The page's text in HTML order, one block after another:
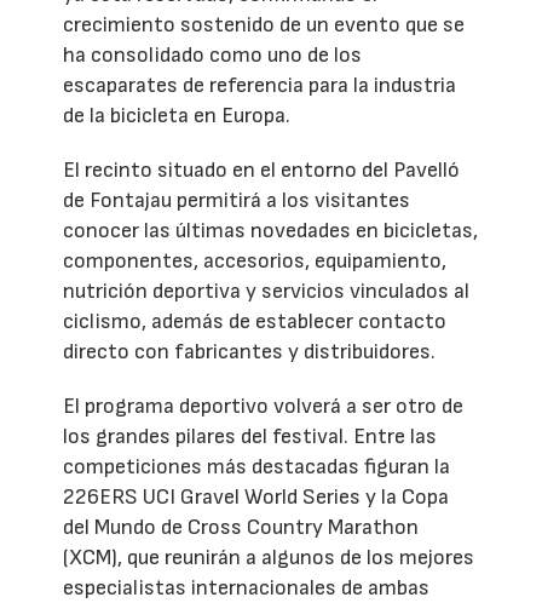
crecimiento sostenido de un evento que se
ha consolidado como uno de los
escaparates de referencia para la industria
de la bicicleta en Europa.
El recinto situado en el entorno del Pavelló
de Fontajau permitirá a los visitantes
conocer las últimas novedades en bicicletas,
componentes, accesorios, equipamiento,
nutrición deportiva y servicios vinculados al
ciclismo, además de establecer contacto
directo con fabricantes y distribuidores.
El programa deportivo volverá a ser otro de
los grandes pilares del festival. Entre las
competiciones más destacadas figuran la
226ERS UCI Gravel World Series y la Copa
del Mundo de Cross Country Marathon
(XCM), que reunirán a algunos de los mejores
especialistas internacionales de ambas